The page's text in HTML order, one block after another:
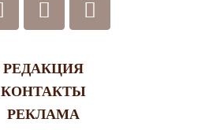
РЕДАКЦИЯ
КОНТАКТЫ
РЕКЛАМА